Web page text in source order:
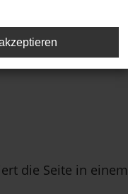
die Seite in